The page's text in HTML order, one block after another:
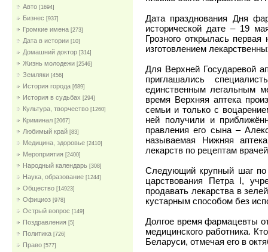
Авто [1694]
Бизнес [937]
Громкие имена [273]
Дата в истории [10]
Домашний доктор [314]
Жизнь молодежи [2546]
Земляки [456]
История города [689]
История в судьбах [294]
Культура, творчество [1260]
Криминал [2067]
Любимый край [83]
Медицина, здоровье [2410]
Мероприятия [2400]
Народный календарь [308]
Наука, образование [1244]
Общество [14923]
Официоз [978]
Острый вопрос [149]
Поздравления [5]
Политика [726]
Право [577]
Дата празднования Дня
исторической дате – 19
Грозного открылась
изготовлением
Для Верхней Государевой
приглашались
единственным легальным
время Верхняя аптека
семьи и только с
ней получили и
правления его сына –
называемая Нижняя
лекарств по рецептам
Следующий крупный шаг по
царствования Петра I,
продавать лекарства в
кустарным способом без
Долгое время фармацевты
медицинского работника.
Беларуси, отмечая его в